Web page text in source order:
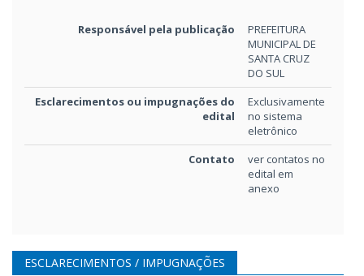
Detalhamento de encargos
Detalhamento do BDI
Responsável pela publicação
PREFEITURA
MUNICIPAL DE
SANTA CRUZ
DO SUL
Esclarecimentos ou impugnações do
edital
Exclusivamente
no sistema
eletrônico
Contato
ver contatos no
edital em
anexo
ESCLARECIMENTOS / IMPUGNAÇÕES